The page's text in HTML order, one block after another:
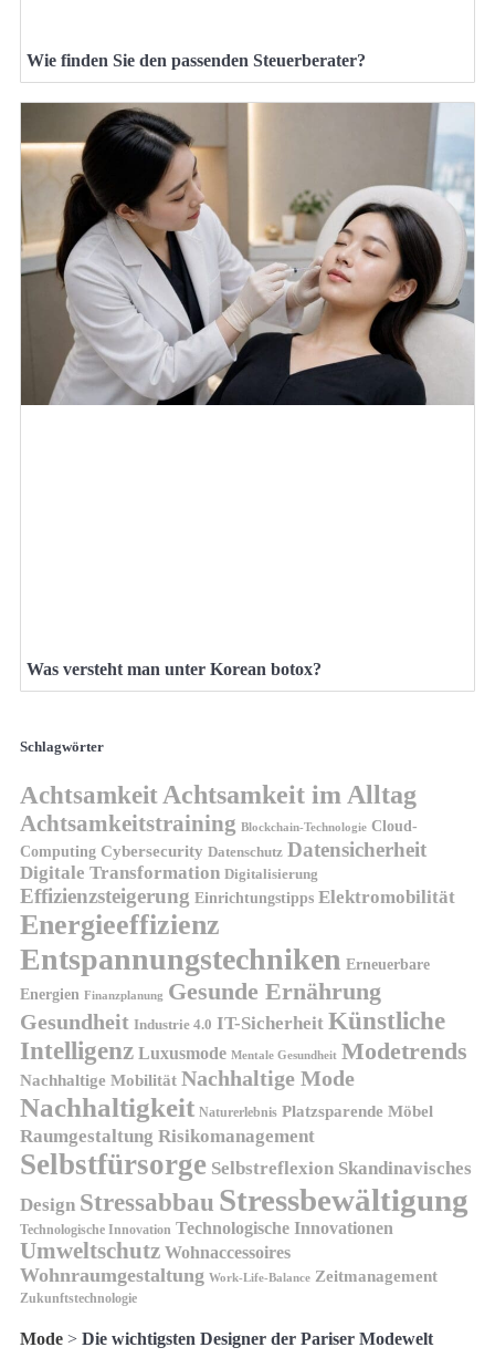
Wie finden Sie den passenden Steuerberater?
Was versteht man unter Korean botox?
Schlagwörter
AchtsamkeitAchtsamkeit im Alltag
Achtsamkeitstraining Blockchain-Technologie Cloud-
Computing Cybersecurity Datenschutz Datensicherheit
Digitale Transformation Digitalisierung
Effizienzsteigerung Einrichtungstipps Elektromobilität
Energieeffizienz
Entspannungstechniken Erneuerbare
Energien Finanzplanung Gesunde Ernährung
Gesundheit Industrie 4.0 IT-Sicherheit Künstliche
Intelligenz Luxusmode Mentale Gesundheit Modetrends
Nachhaltige Mobilität Nachhaltige Mode
Nachhaltigkeit Naturerlebnis Platzsparende Möbel
Raumgestaltung Risikomanagement
Selbstfürsorge Selbstreflexion Skandinavisches
Design Stressabbau Stressbewältigung
Technologische Innovation Technologische Innovationen
Umweltschutz Wohnaccessoires
Wohnraumgestaltung Work-Life-Balance Zeitmanagement
Zukunftstechnologie
Mode > Die wichtigsten Designer der Pariser Modewelt